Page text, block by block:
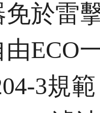
免於雷
ECO
3規